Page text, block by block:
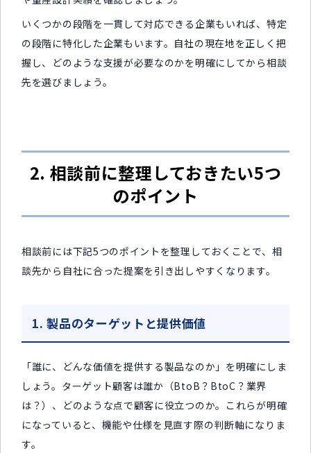
いくつかの段階を一貫して対応できる企業もいれば、特定
の段階に特化した企業もいます。自社の現在地を正しく把
握し、どのような支援が必要なのかを明確にしてから相談
先を選びましょう。
2. 相談前に整理しておきたい5つ
のポイント
相談前には下記5つのポイントを整理しておくことで、相
談先から自社に合った提案を引き出しやすくなります。
1. 製品のターゲットと提供価値
「誰に、どんな価値を提供する製品なのか」を明確にしま
しょう。ターゲット顧客は誰か（BtoB？BtoC？業界
は？）、どのような点で顧客に役立つのか。これらが明確
になっていると、機能や仕様を見直す際の判断軸になりま
す。